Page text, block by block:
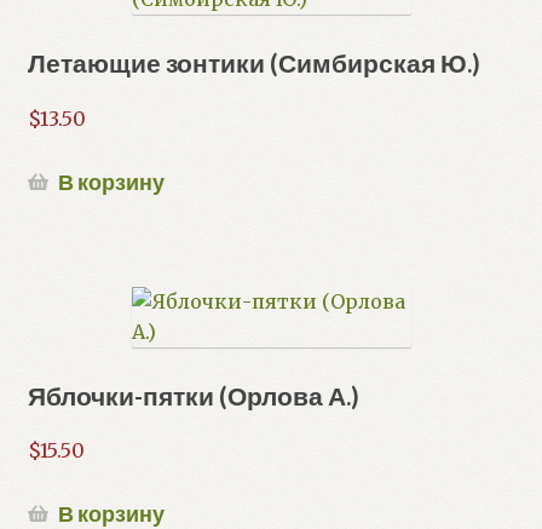
Летающие зонтики (Симбирская Ю.)
$13.50
В корзину
Яблочки-пятки (Орлова А.)
$15.50
В корзину